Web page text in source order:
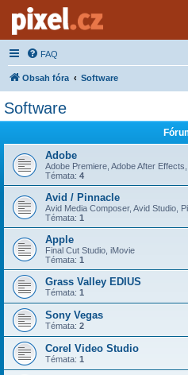
Server o natáčení a zpracování videa
FAQ
Obsah fóra Software
Software
Adobe
Adobe Premiere, Adobe After
Témata: 4
Avid / Pinnacle
Avid Media Composer, Avid Studio,
Témata: 1
Apple
Final Cut Studio, iMovie
Témata: 1
Grass Valley EDIUS
Témata: 1
Sony Vegas
Témata: 2
Corel Video Studio
Témata: 1